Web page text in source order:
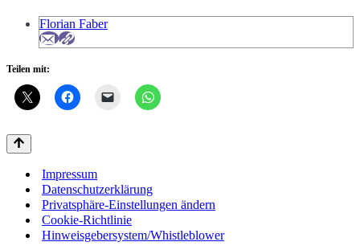
Florian Faber
Teilen mit:
Impressum
Datenschutzerklärung
Privatsphäre-Einstellungen ändern
Cookie-Richtlinie
Hinweisgebersystem/Whistleblower